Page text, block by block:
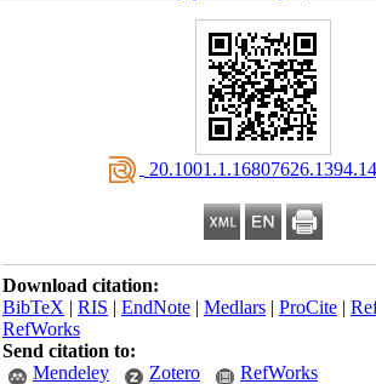
Download citation:
BibTeX|RIS|EndNote|Medlars|ProCite|
RefWorks
Send citation to:
Mendeley
Zotero RefWorks